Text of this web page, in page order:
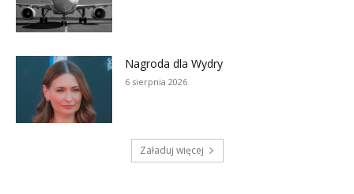
Nagroda dla Wydry
6 sierpnia 2026
Załaduj więcej